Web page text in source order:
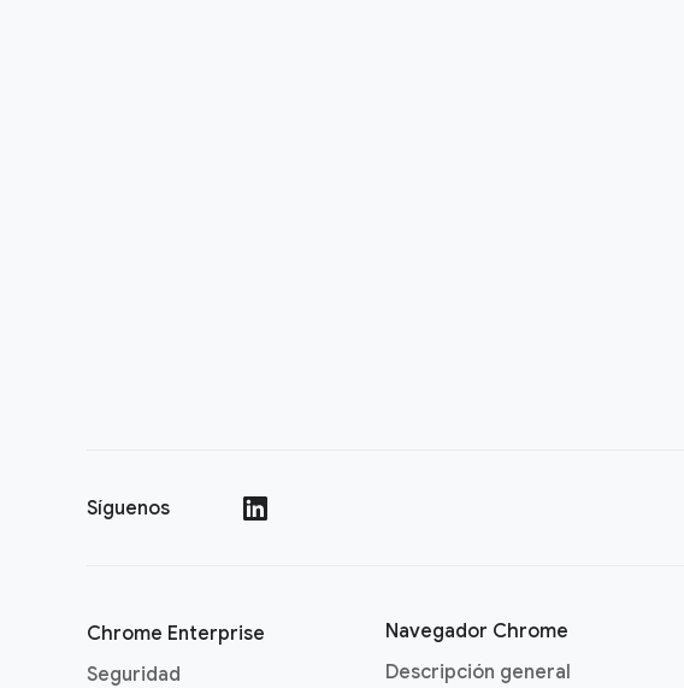
Síguenos
Chrome Enterprise
Seguridad
Navegador Chrome
Descripción general